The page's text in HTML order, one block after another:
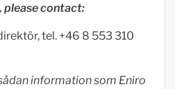
please contact:
tel. +46 8 553 310
information som Eniro